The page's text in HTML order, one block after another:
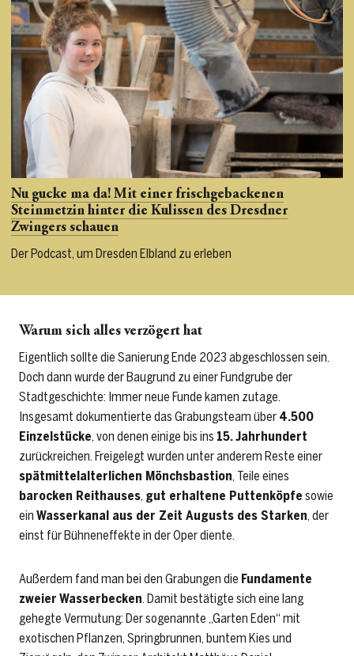
Nu gucke ma da! Mit einer frischgebackenen
Steinmetzin hinter die Kulissen des Dresdner
Zwingers schauen
Der Podcast, um Dresden Elbland zu erleben
Warum sich alles verzögert hat
Eigentlich sollte die Sanierung Ende 2023 abgeschlossen sein.
Doch dann wurde der Baugrund zu einer Fundgrube der
Stadtgeschichte: Immer neue Funde kamen zutage.
Insgesamt dokumentierte das Grabungsteam über 4.500
Einzelstücke, von denen einige bis ins 15. Jahrhundert
zurückreichen. Freigelegt wurden unter anderem Reste einer
spätmittelalterlichen Mönchsbastion, Teile eines
barocken Reithauses, gut erhaltene Puttenköpfe sowie
ein Wasserkanal aus der Zeit Augusts des Starken, der
einst für Bühneneffekte in der Oper diente.
Außerdem fand man bei den Grabungen die Fundamente
zweier Wasserbecken. Damit bestätigte sich eine lang
gehegte Vermutung: Der sogenannte „Garten Eden“ mit
exotischen Pflanzen, Springbrunnen, buntem Kies und